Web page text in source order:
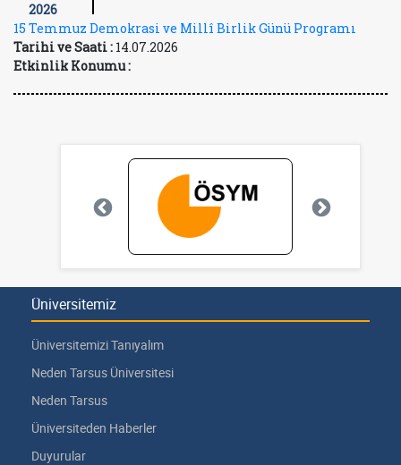
2026
15 Temmuz Demokrasi ve Millî Birlik Günü Programı
Tarihi ve Saati : 14.07.2026
Etkinlik Konumu :
Üniversitemiz
Üniversitemizi Tanıyalım
Neden Tarsus Üniversitesi
Neden Tarsus
Üniversiteden Haberler
Duyurular